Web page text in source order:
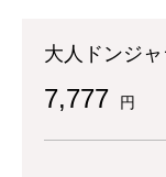
大人ドンジャ
7,777 円